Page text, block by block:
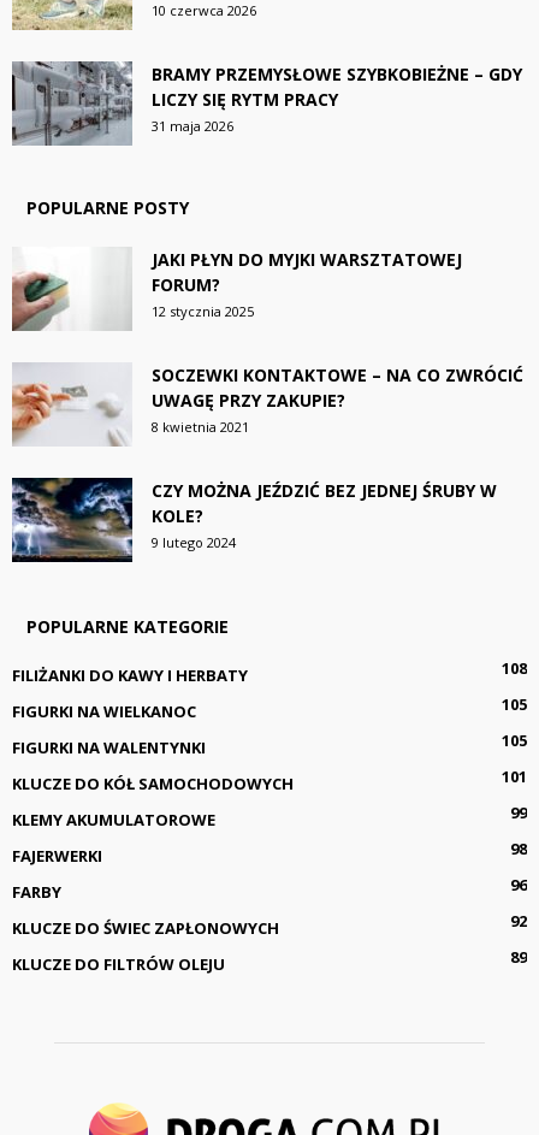
10 czerwca 2026
BRAMY PRZEMYSŁOWE SZYBKOBIEŻNE – GDY
LICZY SIĘ RYTM PRACY
31 maja 2026
POPULARNE POSTY
JAKI PŁYN DO MYJKI WARSZTATOWEJ
FORUM?
12 stycznia 2025
SOCZEWKI KONTAKTOWE – NA CO ZWRÓCIĆ
UWAGĘ PRZY ZAKUPIE?
8 kwietnia 2021
CZY MOŻNA JEŹDZIĆ BEZ JEDNEJ ŚRUBY W
KOLE?
9 lutego 2024
POPULARNE KATEGORIE
FILIŻANKI DO KAWY I HERBATY
108
FIGURKI NA WIELKANOC
105
FIGURKI NA WALENTYNKI
105
KLUCZE DO KÓŁ SAMOCHODOWYCH
101
KLEMY AKUMULATOROWE
99
FAJERWERKI
98
FARBY
96
KLUCZE DO ŚWIEC ZAPŁONOWYCH
92
KLUCZE DO FILTRÓW OLEJU
89